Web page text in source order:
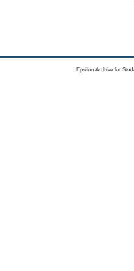
Epsilon Archive for